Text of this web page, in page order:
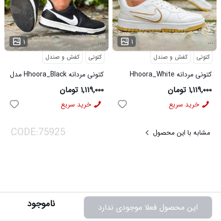
ناموجود این محصول فعلا موجودی ندارد
۱ ...
کتونی کفش و صندل
کتونی مردانه Hhoora_Black مدل
3939
۱,۱۱۹,۰۰۰ تومان
خرید سریع
۱ ...
کتونی کفش و صندل
کتونی مردانه Hhoora_White
مدل 3938
۱,۱۱۹,۰۰۰ تومان
خرید سریع
مشابه با این محصول